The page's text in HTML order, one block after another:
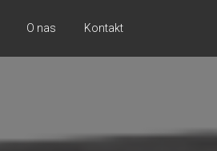
O nas Kontakt